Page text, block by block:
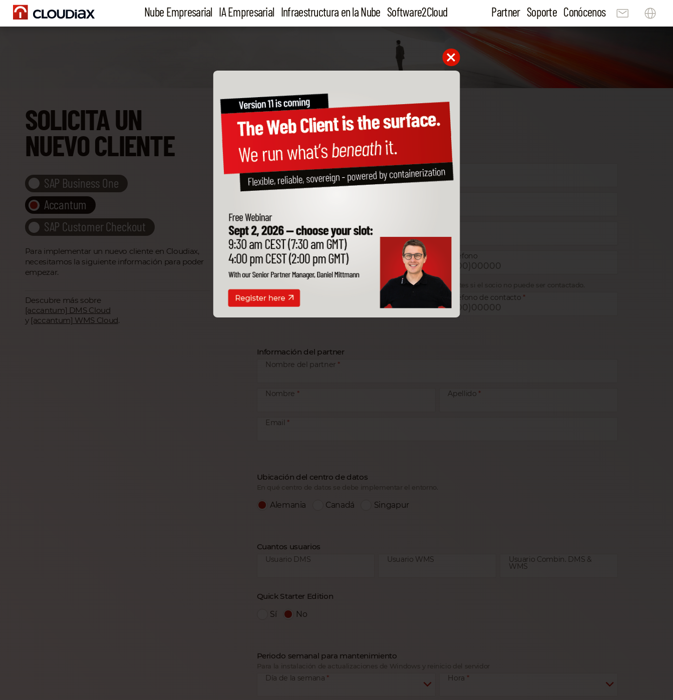
Nube Empresarial IA Empresarial Infraestructura en la Nube Software2Cloud Partner Soporte Conócenos
SOLICITA UN
NUEVO CLIENTE
SAP Business One
Accantum
SAP Customer Checkout
Para implementar un nuevo cliente en Cloudiax,
necesitamos la siguiente información para poder
empezar.
Descubre más sobre
[accantum] DMS Cloud
y [accantum] WMS Cloud.
Información del cliente
Nombre de la empresa
Código postal
País Teléfono
Información necesaria para contactar al cliente en casos urgentes si el socio no puede ser contactado.
Persona de contacto Teléfono de contacto
Información del partner
Nombre del partner
Nombre Apellido
Email
Ubicación del centro de datos
En qué centro de datos se debe implementar el entorno.
Alemania Canadá Singapur
Cuantos usuarios
Usuario DMS Usuario WMS Usuario Combin. DMS &
WMS
Quick Starter Edition
Sí
No
Periodo semanal para mantenimiento
Para la instalación de actualizaciones de Windows y reinicio del servidor
Día de la semana Hora